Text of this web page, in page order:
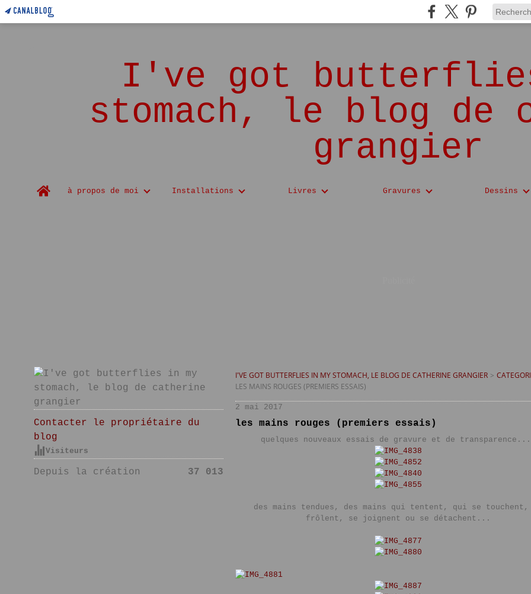
I've got
stomach, le blog de
grangier
Home
à propos de moi Installations Livres Gravures Dessins
Contacter le propriétaire du
blog
Visiteurs
Depuis la création 37 013
I'VE GOT BUTTERFLIES IN MY STOMACH, LE BLOG DE CATHERINE GRANGIER >
LES MAINS ROUGES (PREMIERS ESSAIS)
2 mai 2017
les mains rouges (premiers essais)
quelques nouveaux essais de gravure et de
des mains tendues, des mains qui tentent, qui se touchent,
frôlent, se joignent ou se détachent...